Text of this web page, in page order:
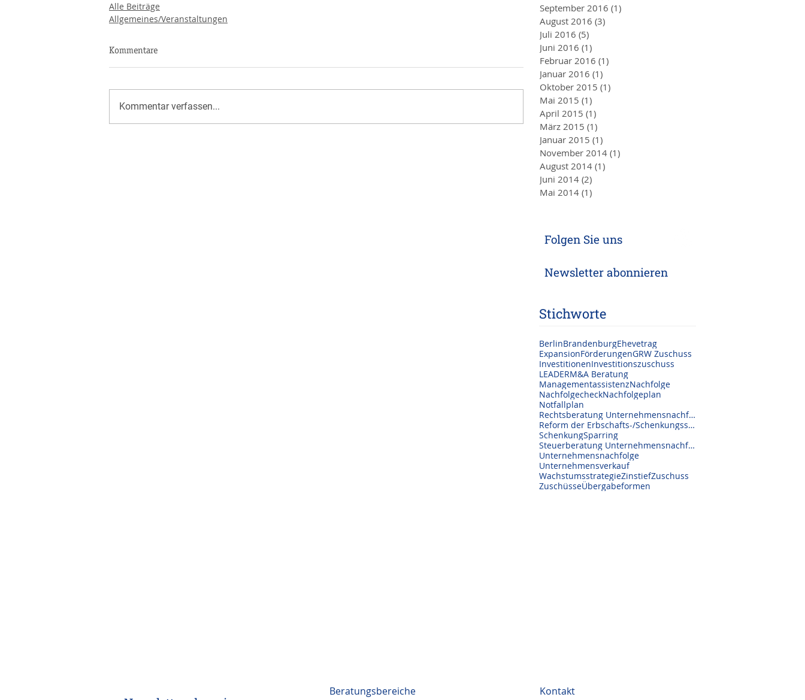
Alle Beiträge
Allgemeines/Veranstaltungen
Kommentare
Kommentar verfassen...
September 2016 (1)
August 2016 (3)
Juli 2016 (5)
Juni 2016 (1)
Februar 2016 (1)
Januar 2016 (1)
Oktober 2015 (1)
Mai 2015 (1)
April 2015 (1)
März 2015 (1)
Januar 2015 (1)
November 2014 (1)
August 2014 (1)
Juni 2014 (2)
Mai 2014 (1)
Folgen Sie uns
Newsletter abonnieren
Stichworte
BerlinBrandenburgEhevetrag
ExpansionFörderungenGRW Zuschuss
InvestitionenInvestitionszuschuss
LEADERM&A Beratung
ManagementassistenzNachfolge
NachfolgecheckNachfolgeplan
Notfallplan
Rechtsberatung Unternehmensnachfolge
Reform der Erbschafts-/Schenkungssteuer
SchenkungSparring
Steuerberatung Unternehmensnachfolge
Unternehmensnachfolge
Unternehmensverkauf
WachstumsstrategieZinstiefZuschuss
ZuschüsseÜbergabeformen
Beratungsbereiche Kontakt